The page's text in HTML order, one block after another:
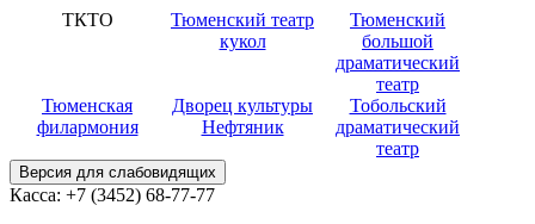
ТКТО
Тюменский театр
кукол
Тюменский
большой
драматический
театр
Тюменская
филармония
Дворец культуры
Нефтяник
Тобольский
драматический
театр
Версия для слабовидящих
Касса: +7 (3452) 68-77-77